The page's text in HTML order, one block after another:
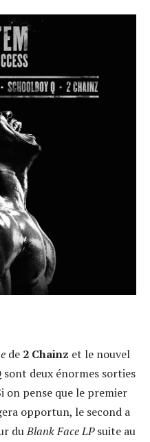
de 2 Chainz et le nouvel
sont deux énormes sorties
on pense que le premier
opportun, le second a
duBlank Face LPsuite au